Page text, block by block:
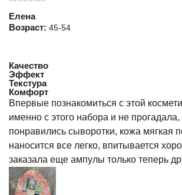
Елена
Возраст: 45-54
Качество
Эффект
Текстура
Комфорт
Впервые познакомиться с этой
именно с этого набора и не прогадала,
понравились сыворотки, кожа мягкая
наносится все легко, впитывается
заказала еще ампулы только теперь